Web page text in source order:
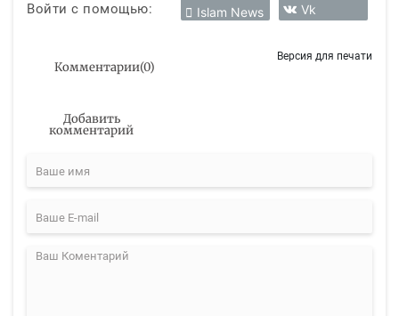
Войти с помощью: Islam News Vk
Комментарии(0)
Версия для печати
Добавить
комментарий